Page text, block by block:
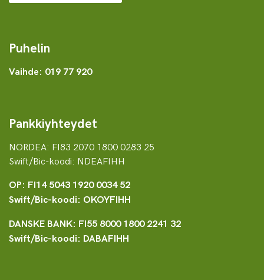
Puhelin
Vaihde: 019 77 920
Pankkiyhteydet
NORDEA: FI83 2070 1800 0283 25
Swift/Bic-koodi: NDEAFIHH
OP: FI14 5043 1920 0034 52
Swift/Bic-koodi: OKOYFIHH
DANSKE BANK: FI55 8000 1800 2241 32
Swift/Bic-koodi: DABAFIHH